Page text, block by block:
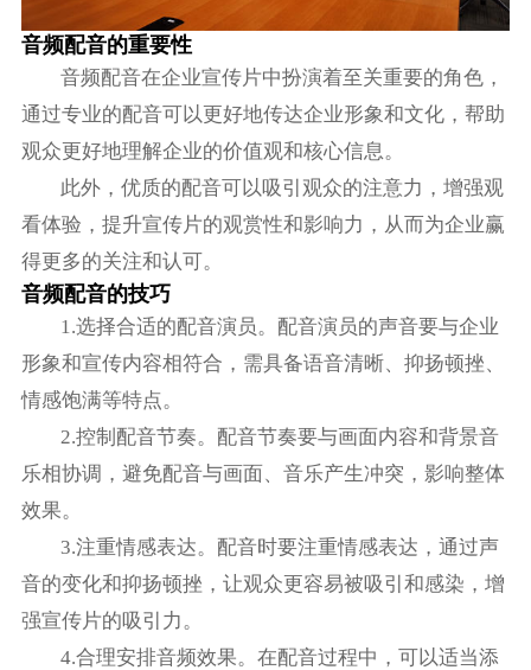
音频配音的重要性
音频配音在企业宣传片中扮演着至关重要的角色，
通过专业的配音可以更好地传达企业形象和文化，帮助
观众更好地理解企业的价值观和核心信息。
此外，优质的配音可以吸引观众的注意力，增强观
看体验，提升宣传片的观赏性和影响力，从而为企业赢
得更多的关注和认可。
音频配音的技巧
1.选择合适的配音演员。配音演员的声音要与企业
形象和宣传内容相符合，需具备语音清晰、抑扬顿挫、
情感饱满等特点。
2.控制配音节奏。配音节奏要与画面内容和背景音
乐相协调，避免配音与画面、音乐产生冲突，影响整体
效果。
3.注重情感表达。配音时要注重情感表达，通过声
音的变化和抑扬顿挫，让观众更容易被吸引和感染，增
强宣传片的吸引力。
4.合理安排音频效果。在配音过程中，可以适当添